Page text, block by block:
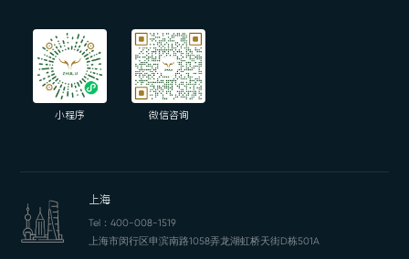
小程序 微信咨询
上海
Tel： 400-008-1519
上海市闵行区申滨南路1058弄龙湖虹桥天街D栋501A